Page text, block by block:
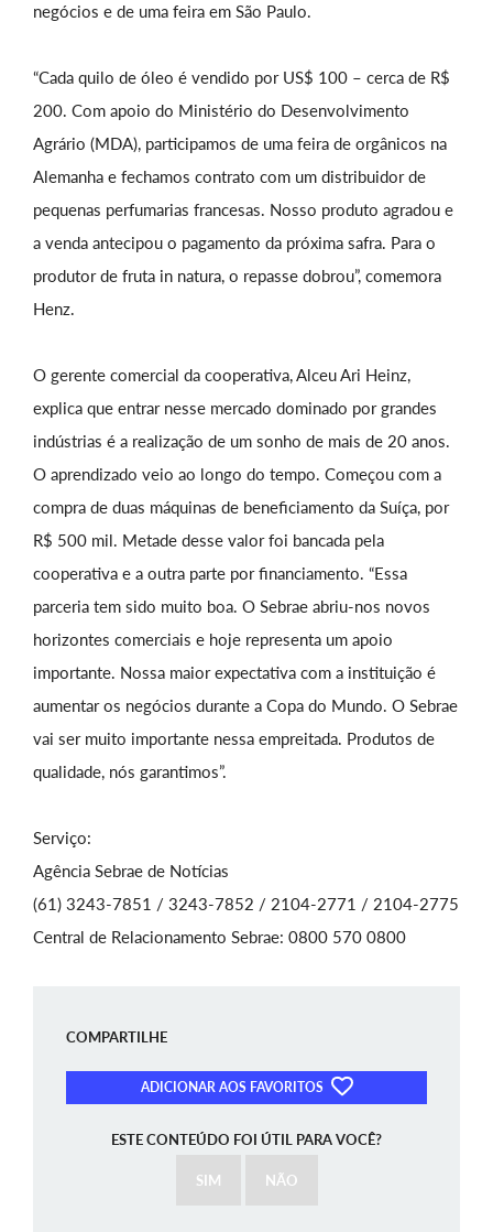
negócios e de uma feira em São Paulo.
“Cada quilo de óleo é vendido por US$ 100 – cerca de R$
200. Com apoio do Ministério do Desenvolvimento
Agrário (MDA), participamos de uma feira de orgânicos na
Alemanha e fechamos contrato com um distribuidor de
pequenas perfumarias francesas. Nosso produto agradou e
a venda antecipou o pagamento da próxima safra. Para o
produtor de fruta in natura, o repasse dobrou”, comemora
Henz.
O gerente comercial da cooperativa, Alceu Ari Heinz,
explica que entrar nesse mercado dominado por grandes
indústrias é a realização de um sonho de mais de 20 anos.
O aprendizado veio ao longo do tempo. Começou com a
compra de duas máquinas de beneficiamento da Suíça, por
R$ 500 mil. Metade desse valor foi bancada pela
cooperativa e a outra parte por financiamento. “Essa
parceria tem sido muito boa. O Sebrae abriu-nos novos
horizontes comerciais e hoje representa um apoio
importante. Nossa maior expectativa com a instituição é
aumentar os negócios durante a Copa do Mundo. O Sebrae
vai ser muito importante nessa empreitada. Produtos de
qualidade, nós garantimos”.
Serviço:
Agência Sebrae de Notícias
(61) 3243-7851 / 3243-7852 / 2104-2771 / 2104-2775
Central de Relacionamento Sebrae: 0800 570 0800
COMPARTILHE
ADICIONAR AOS FAVORITOS
ESTE CONTEÚDO FOI ÚTIL PARA VOCÊ?
SIM NÃO